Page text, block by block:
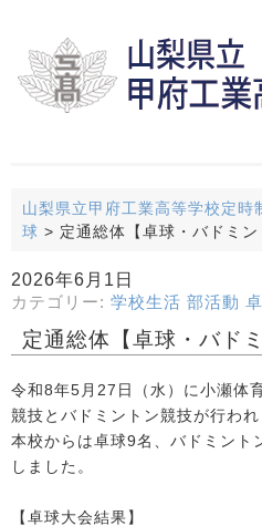
山梨県立甲府工業高等学校定時
球 > 定通総体【卓球・バドミン
2026年6月1日
カテゴリー: 学校生活 部活動
定通総体【卓球・バド
令和8年5月27日（水）に小瀬体
競技とバドミントン競技が行われ
本校からは卓球9名、バドミント
しました。
【卓球大会結果】